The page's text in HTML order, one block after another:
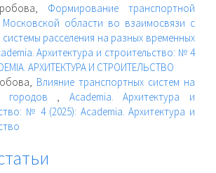
Формирование транспортной
Московской области во взаимосвязи с
расселения на разных временных
Архитектура и строительство: № 4
АРХИТЕКТУРА И СТРОИТЕЛЬСТВО
Влияние транспортных систем на
городов , Academia. Архитектура и
№ 4 (2025): Academia. Архитектура и